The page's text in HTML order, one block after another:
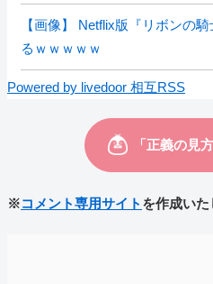
【画像】 Netflix版『リボンの
るｗｗｗｗｗ
Powered by livedoor 相互RSS
※コメント専用サイト を作成いた